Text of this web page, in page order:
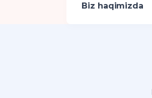
Biz haqimizda